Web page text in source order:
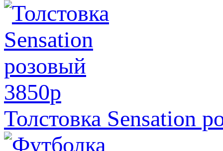
3850p
Толстовка Sensation